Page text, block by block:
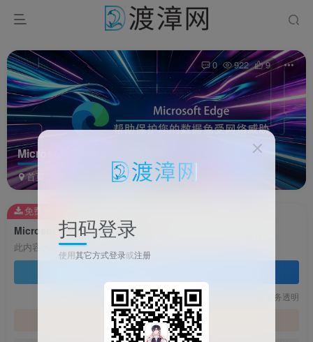
Microsoft Edge Linux官方版
首页 网络软件 正文
0 922 9
Microsoft Edge Linux官方版
此内容为免费资源，请登录后查看
技术支持 服务透明
官方地址
免费资源
扫码登录
使用其它方式登录或注册